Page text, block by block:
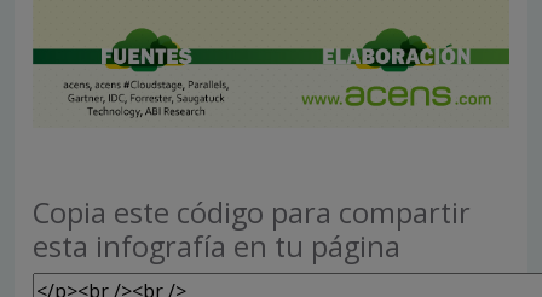
Copia este código para compartir
esta infografía en tu página